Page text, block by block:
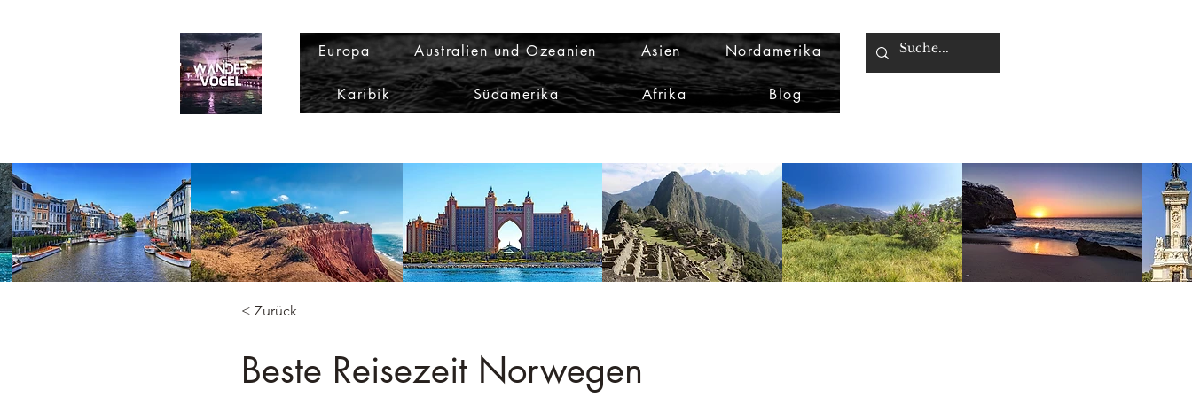
Europa Australien und Ozeanien Asien Nordamerika
Karibik Südamerika Afrika Blog
< Zurück
Beste Reisezeit Norwegen